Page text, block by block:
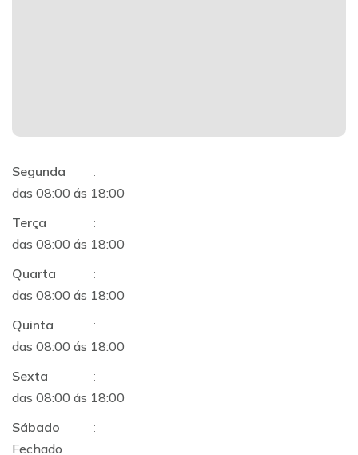
Segunda
:
das 08:00 ás 18:00
Terça
:
das 08:00 ás 18:00
Quarta
:
das 08:00 ás 18:00
Quinta
:
das 08:00 ás 18:00
Sexta
:
das 08:00 ás 18:00
Sábado
:
Fechado